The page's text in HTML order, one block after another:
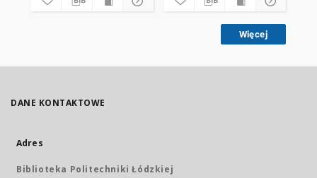
Więcej
DANE KONTAKTOWE
Adres
Biblioteka Politechniki Łódzkiej